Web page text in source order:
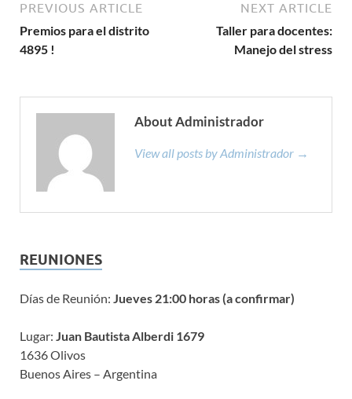
PREVIOUS ARTICLE
Premios para el distrito
4895 !
NEXT ARTICLE
Taller para docentes:
Manejo del stress
About Administrador
View all posts by Administrador →
REUNIONES
Días de Reunión: Jueves 21:00 horas (a confirmar)
Lugar: Juan Bautista Alberdi 1679
1636 Olivos
Buenos Aires – Argentina